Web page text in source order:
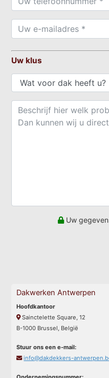
Uw klus
Uw
Dakwerken Antwerpen
Hoofdkantoor
Sainctelette Square, 12
B-1000 Brussel, België
Stuur ons een e-mail:
info@dakdekkers-